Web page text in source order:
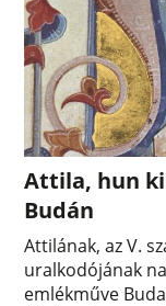
Attila, hun
Budán
Attilának, az V.
uralkodójának
emlékműve